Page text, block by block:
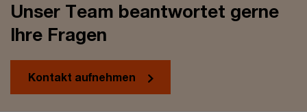
Unser Team beantwortet gerne
Ihre Fragen
Kontakt aufnehmen